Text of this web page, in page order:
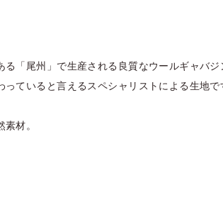
「尾州」で生産される良質なウールギャバジ
ていると言えるスペシャリストによる生地で
材。